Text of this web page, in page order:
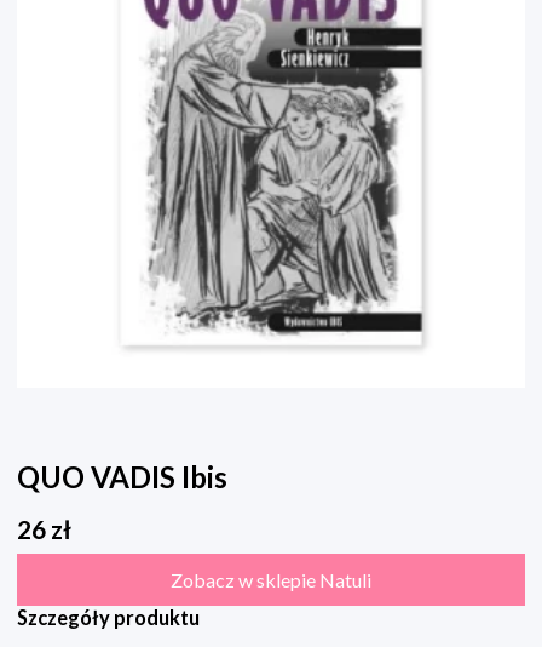
QUO VADIS Ibis
26 zł
Zobacz w sklepie Natuli
Szczegóły produktu